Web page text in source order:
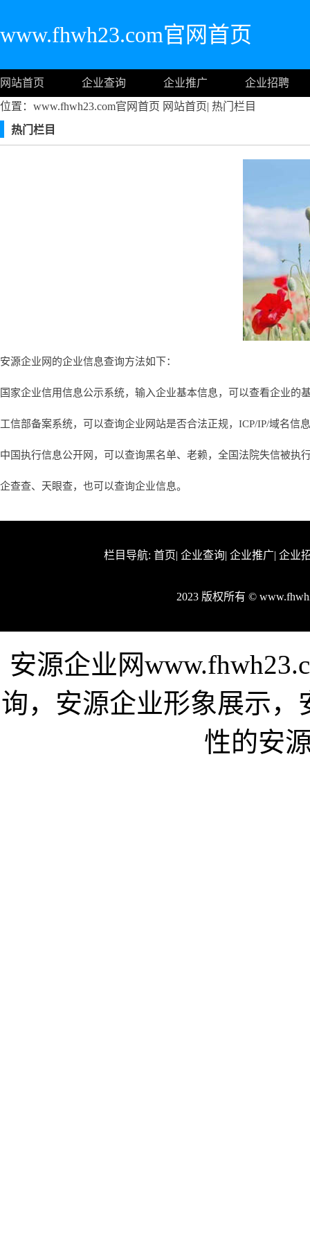
www.fhwh23.com官网首页
网站首页 企业查询 企业推广
企业招聘
位置：www.fhwh23.com官网首页 网站首页| 热门栏目
热门栏目
安源企业网的企业信息查询方法如下：
国家企业信用信息公示系统，输入企业基本信息，可以查看企业的
工信部备案系统，可以查询企业网站是否合法正规，ICP/IP/域名信
中国执行信息公开网，可以查询黑名单、老赖，全国法院失信被执
企查查、天眼查，也可以查询企业信息。
栏目导航: 首页| 企业查询| 企业推广| 企业
2023 版权所有 ©
安源企业网
询，安源企业形象展示
性的安